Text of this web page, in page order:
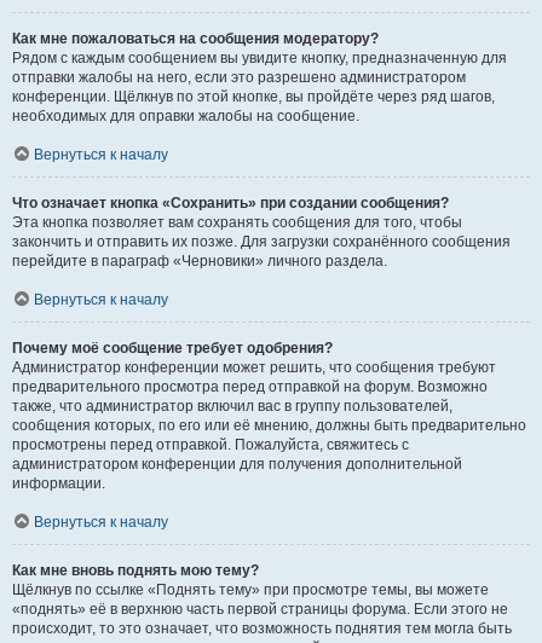
Как мне пожаловаться на сообщения модератору?
Рядом с каждым сообщением вы увидите кнопку, предназначенную для
отправки жалобы на него, если это разрешено администратором
конференции. Щёлкнув по этой кнопке, вы пройдёте через ряд шагов,
необходимых для оправки жалобы на сообщение.
Вернуться к началу
Что означает кнопка «Сохранить» при создании сообщения?
Эта кнопка позволяет вам сохранять сообщения для того, чтобы
закончить и отправить их позже. Для загрузки сохранённого сообщения
перейдите в параграф «Черновики» личного раздела.
Вернуться к началу
Почему моё сообщение требует одобрения?
Администратор конференции может решить, что сообщения требуют
предварительного просмотра перед отправкой на форум. Возможно
также, что администратор включил вас в группу пользователей,
сообщения которых, по его или её мнению, должны быть предварительно
просмотрены перед отправкой. Пожалуйста, свяжитесь с
администратором конференции для получения дополнительной
информации.
Вернуться к началу
Как мне вновь поднять мою тему?
Щёлкнув по ссылке «Поднять тему» при просмотре темы, вы можете
«поднять» её в верхнюю часть первой страницы форума. Если этого не
происходит, то это означает, что возможность поднятия тем могла быть